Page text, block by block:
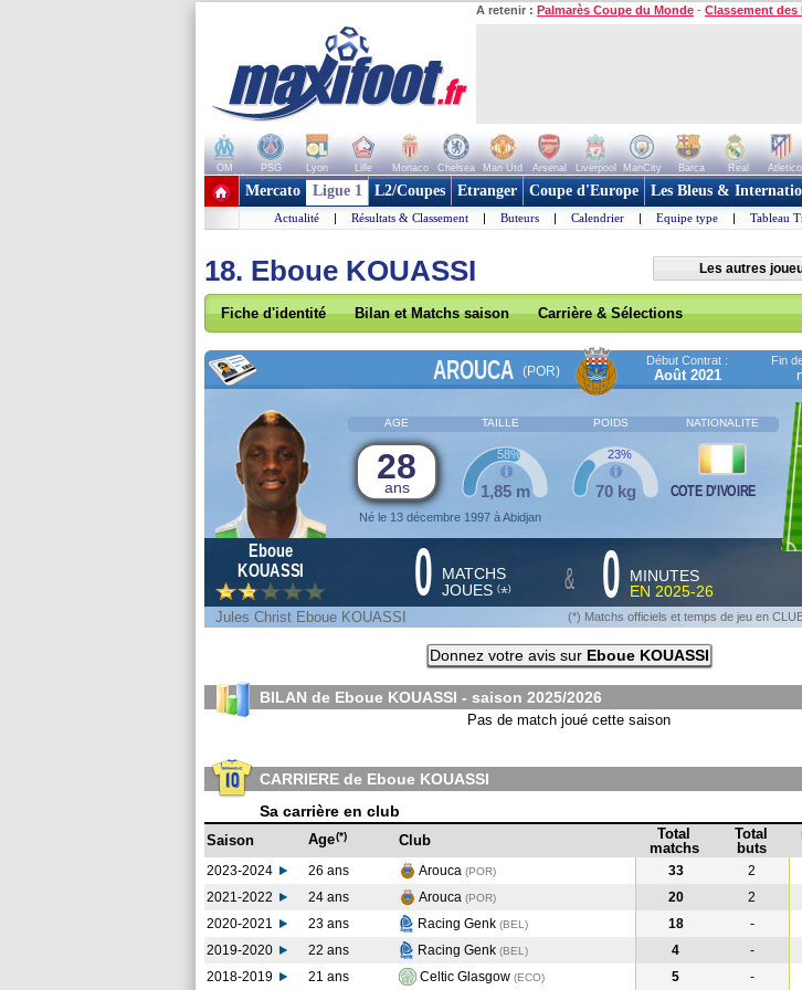
A retenir : Palmarès Coupe du Monde - Classement des
OM PSG Lyon Lille Monaco Chelsea Man Utd Arsenal Liverpool ManCity Barca Real Atletico
+ de clubs
Mercato Ligue 1 L2/Coupes Etranger Coupe d'Europe Les Bleus &
Actualité | Résultats & Classement | Buteurs | Calendrier | Equipe type | Tableau
18. Eboue KOUASSI Les autres
Fiche d'identité Bilan et Matchs saison Carrière & Sélections
AROUCA (POR)
Début Contrat :
Août 2021
Fin
AGE TAILLE POIDS NATIONALITE
28
ans
Né le 13 décembre 1997 à Abidjan
1,85 m
58%
70 kg
23%
COTE D'IVOIRE
Eboue
KOUASSI
0 MATCHS
JOUES (*) & 0
MINUTES
EN 2025-26
Jules Christ Eboue KOUASSI (*) Matchs officiels et temps de jeu en
Donnez votre avis sur Eboue KOUASSI
BILAN de Eboue KOUASSI - saison 2025/2026
Pas de match joué cette saison
CARRIERE de Eboue KOUASSI
Sa carrière en club
Saison Age(*) Club
Total
matchs
Total
buts
2023-2024 26 ans Arouca (POR) 33 2
2021-2022
24 ans Arouca (POR) 20 2
2020-2021
23 ans Racing Genk (BEL ) 18 -
2019-2020
22 ans Racing Genk (BEL ) 4 -
2018-2019
21 ans Celtic Glasgow (ECO) 5 -